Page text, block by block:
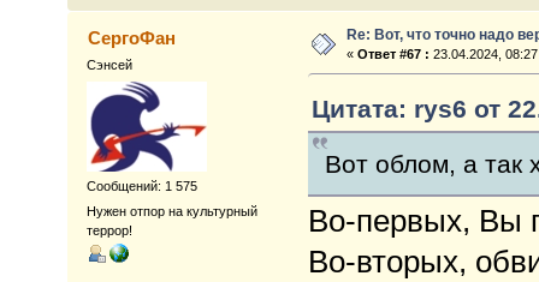
СергоФан
Сэнсей
Сообщений: 1 575
Нужен отпор на культурный
террор!
Re: Вот, что точно надо
«Ответ #67 : 23.04.2024,
Цитата: rys6 от
Вот облом, а так
Во-первых, Вы
Во-вторых,